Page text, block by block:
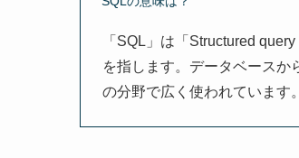
「SQL」は「Structured
を指します。データベースか
の分野で広く使われています。